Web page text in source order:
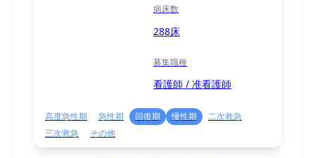
病床数
288床
募集職種
看護師 / 准看護師
高度急性期 急性期 回復期 慢性期
二次救急
三次救急
その他